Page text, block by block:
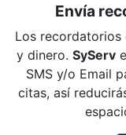
Envía
Los
y dinero. SyServ
SMS y/o Email
citas, así